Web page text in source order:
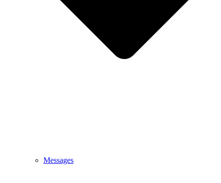
Messages